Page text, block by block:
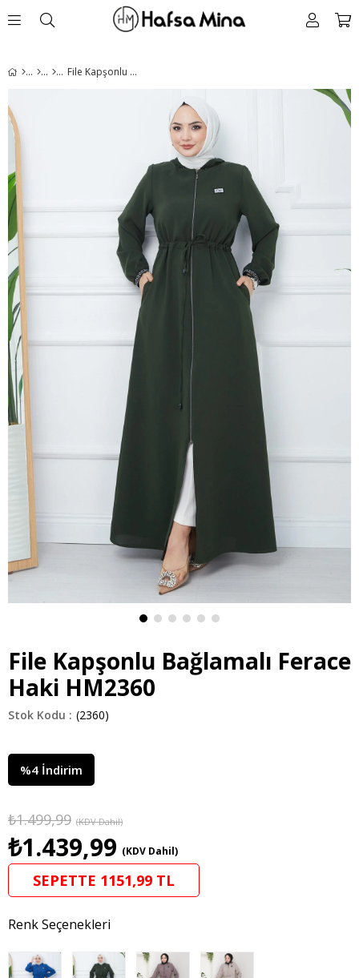
File Kapşonlu Bağlamalı Ferace Haki HM2360
File Kapşonlu Bağlamalı Ferace
Haki HM2360
(2360)
%4 İndirim
₺1.499,99 (KDV Dahil)
₺1.439,99 (KDV Dahil)
SEPETTE 1151,99 TL
Renk Seçenekleri